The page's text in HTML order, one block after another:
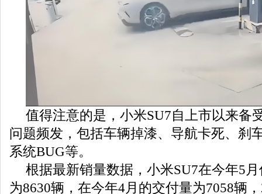
值得注意的是，小米SU7自上市以来备
问题频发，包括车辆掉漆、导航卡死、刹
系统BUG等。
根据最新销量数据，小米SU7在今年5
为8630辆，在今年4月的交付量为7058辆